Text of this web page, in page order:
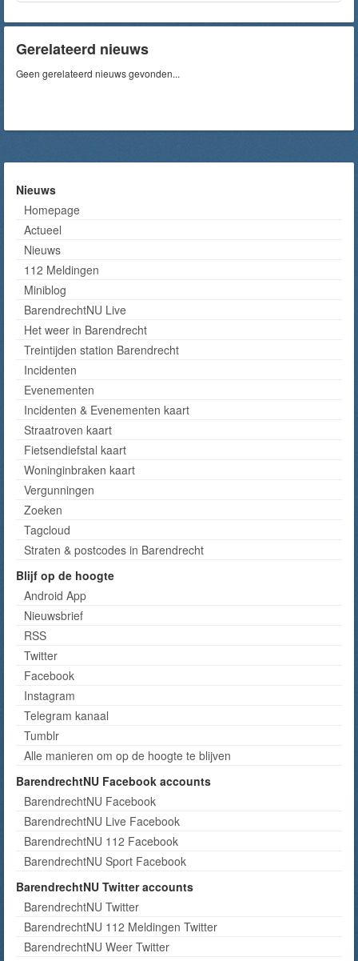
Gerelateerd nieuws
Geen gerelateerd nieuws gevonden...
Nieuws
Homepage
Actueel
Nieuws
112 Meldingen
Miniblog
BarendrechtNU Live
Het weer in Barendrecht
Treintijden station Barendrecht
Incidenten
Evenementen
Incidenten & Evenementen kaart
Straatroven kaart
Fietsendiefstal kaart
Woninginbraken kaart
Vergunningen
Zoeken
Tagcloud
Straten & postcodes in Barendrecht
Blijf op de hoogte
Android App
Nieuwsbrief
RSS
Twitter
Facebook
Instagram
Telegram kanaal
Tumblr
Alle manieren om op de hoogte te blijven
BarendrechtNU Facebook accounts
BarendrechtNU Facebook
BarendrechtNU Live Facebook
BarendrechtNU 112 Facebook
BarendrechtNU Sport Facebook
BarendrechtNU Twitter accounts
BarendrechtNU Twitter
BarendrechtNU 112 Meldingen Twitter
BarendrechtNU Weer Twitter